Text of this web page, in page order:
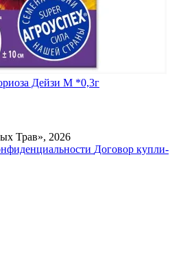
Дейзи М *0,3г
Трав», 2026
Договор купли-